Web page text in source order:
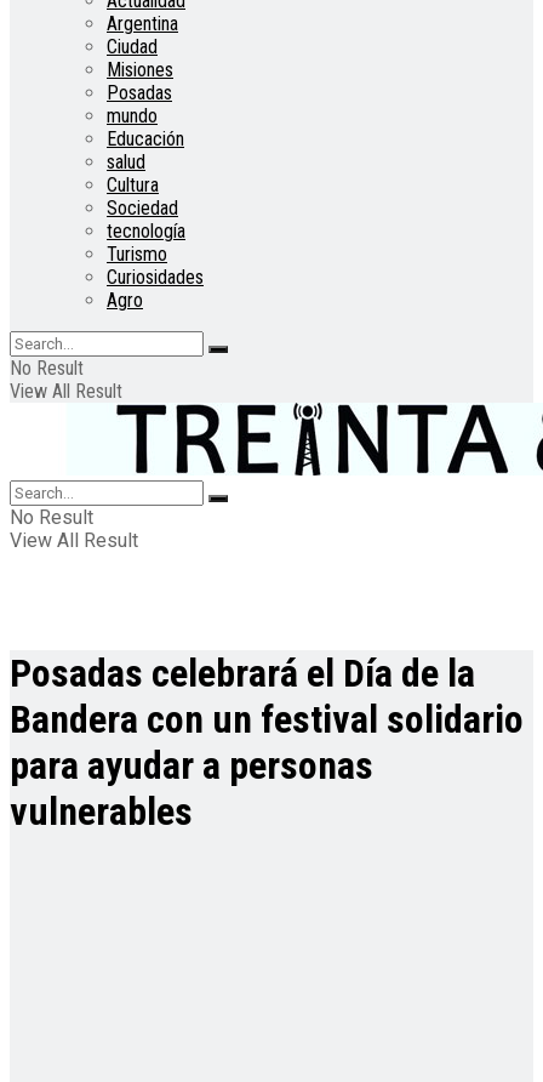
Argentina
Ciudad
Misiones
Posadas
mundo
Educación
salud
Cultura
Sociedad
tecnología
Turismo
Curiosidades
Agro
No Result
View All Result
No Result
View All Result
Posadas celebrará el Día de la
Bandera con un festival solidario
para ayudar a personas
vulnerables